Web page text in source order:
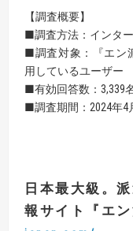
【調査概要】
■調査方法：インタ
■調査対象：『エン
用しているユーザー
■有効回答数：3,339
■調査期間：2024年4
日本最大級。
報サイト
『 エ